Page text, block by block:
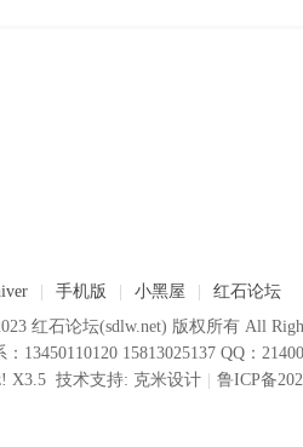
手机版 小黑屋
红石论坛
红石论坛(sdlw.net) 版权所有 All
13450110120 15813025137 QQ：
X3.5 技术支持: 克米设计 鲁ICP备